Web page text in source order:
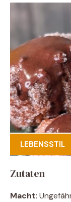
LEBENSSTIL
Zutaten
Macht: